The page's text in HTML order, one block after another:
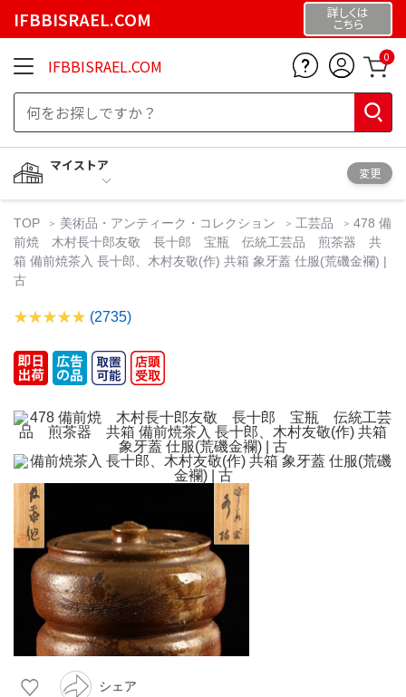
IFBBISRAEL.COM 詳しくは
こちら
IFBBISRAEL.COM 0
マイストア
変更
TOP 美術品・アンティーク・コレクション 工芸品
478 備
前焼 木村長十郎友敬 長十郎 宝瓶 伝統工芸品 煎茶器 共
箱 備前焼茶入 長十郎、木村友敬(作) 共箱 象牙蓋 仕服(荒磯金襴) |
古
(2735)
シェア